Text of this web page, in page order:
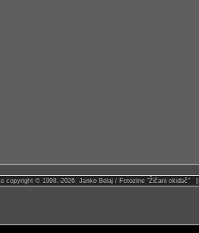
copyright © 1998.-2026. Janko Belaj / Fotozine "Žičani okidač"